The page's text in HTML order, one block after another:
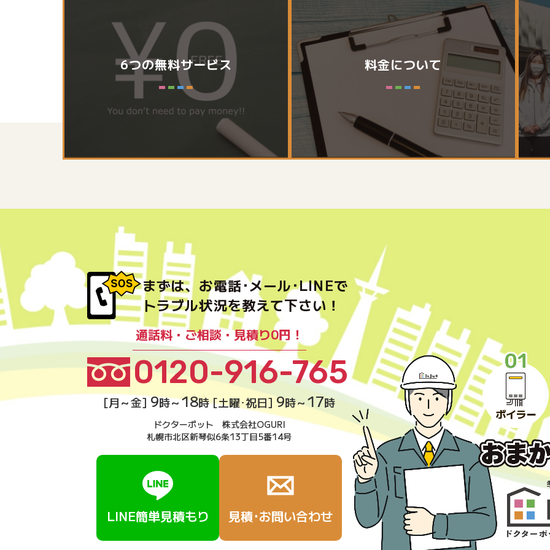
6つの無料サービス 料金について
まずは、お電話･メール･LINEで
トラブル状況を教えて下さい！
通話料・ご相談・見積り0円！
0120-916-765
[月～金] 9時～18時 [土曜･祝日] 9時～17時
ドクターポット 株式会社OGURI
札幌市北区新琴似6条13丁目5番14号
LINE簡単見積もり 見積･お問い合わせ